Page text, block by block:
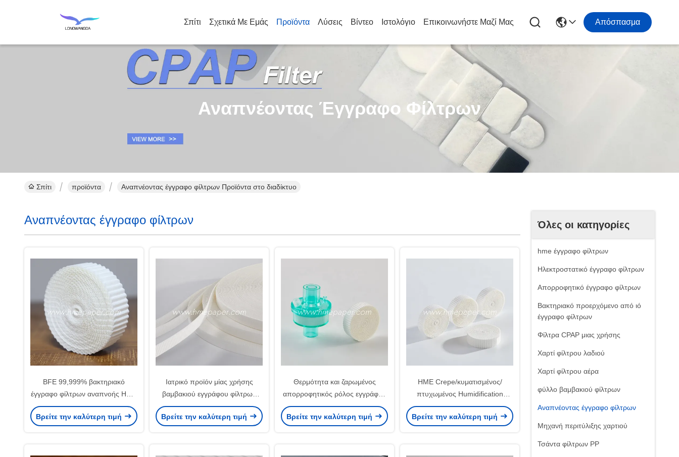
Σπίτι Σχετικά Με Εμάς Προϊόντα Λύσεις Βίντεο Ιστολόγιο Επικοινωνήστε Μαζί Μας Απόσπασμα
Αναπνέοντας Έγγραφο Φίλτρων
Σπίτι προϊόντα Αναπνέοντας έγγραφο φίλτρων Προϊόντα στο διαδίκτυο
Όλες οι κατηγορίες
hme έγγραφο φίλτρων
Ηλεκτροστατικό έγγραφο φίλτρων
Απορροφητικό έγγραφο φίλτρων
Βακτηριακό προερχόμενο από ιό
έγγραφο φίλτρων
Φίλτρα CPAP μιας χρήσης
Χαρτί φίλτρου λαδιού
Χαρτί φίλτρου αέρα
φύλλο βαμβακιού φίλτρων
Αναπνέοντας έγγραφο φίλτρων
Μηχανή περιτύλιξης χαρτιού
Τσάντα φίλτρων PP
Αναπνέοντας έγγραφο φίλτρων
BFE 99,999% βακτηριακό
έγγραφο φίλτρων αναπνοής HME
γύρω από το ηλεκτροστατικό
βαμβάκι
Βρείτε την καλύτερη τιμή
Ιατρικό προϊόν μίας χρήσης
βαμβακιού εγγράφου φίλτρων
αναπνοής Bacerial προερχόμενο
από ιό BV HME HMEF
Βρείτε την καλύτερη τιμή
Θερμότητα και ζαρωμένος
απορροφητικός ρόλος εγγράφου
εγγράφου φίλτρων αναπνοής
ανταλλακτών υγρασίας
Βρείτε την καλύτερη τιμή
HME Crepe/κυματισμένος/
πτυχωμένος Humidification
ιατρικό κύκλωμα αναπνοής
εγγράφου φίλτρων
Βρείτε την καλύτερη τιμή